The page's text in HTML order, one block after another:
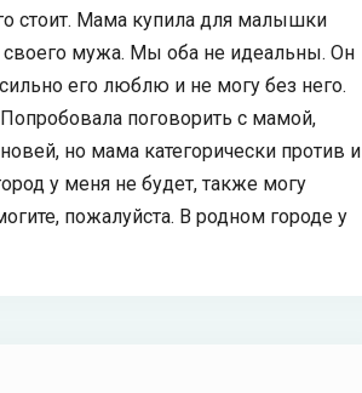
стоит. Мама купила для малышки
мужа. Мы оба не идеальны. Он
его люблю и не могу без него.
поговорить с мамой,
но мама категорически против и
у меня не будет, также могу
пожалуйста. В родном городе у